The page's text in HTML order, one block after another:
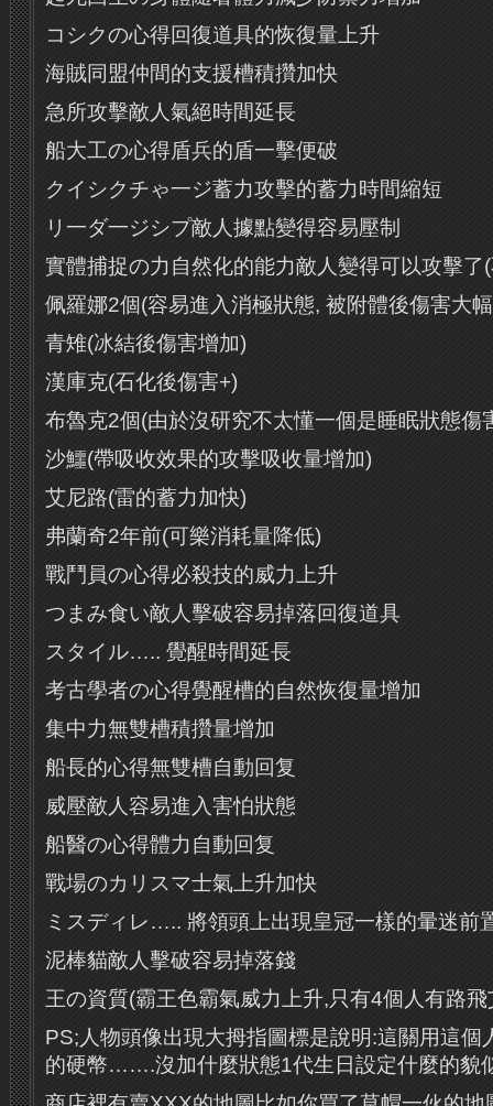
コシクの心得回復道具的恢復量上升
海賊同盟仲間的支援槽積攢加快
急所攻擊敵人氣絕時間延長
船大工の心得盾兵的盾一擊便破
クイシクチゃ一ジ蓄力攻擊的蓄力時間縮短
リ一ダ一ジシプ敵人據點變得容易壓制
實體捕捉の力自然化的能力敵人變得可以攻擊了
佩羅娜2個(容易進入消極狀態, 被附體後傷害大
青雉(冰結後傷害增加)
漢庫克(石化後傷害+)
布魯克2個(由於沒研究不太懂一個是睡眠狀態傷
沙鱷(帶吸收效果的攻擊吸收量增加)
艾尼路(雷的蓄力加快)
弗蘭奇2年前(可樂消耗量降低)
戰鬥員の心得必殺技的威力上升
つまみ食い敵人擊破容易掉落回復道具
スタイル….. 覺醒時間延長
考古學者の心得覺醒槽的自然恢復量增加
集中力無雙槽積攢量增加
船長的心得無雙槽自動回复
威壓敵人容易進入害怕狀態
船醫の心得體力自動回复
戰場のカリスマ士氣上升加快
ミスディレ….. 將領頭上出現皇冠一樣的暈迷前
泥棒貓敵人擊破容易掉落錢
王の資質(霸王色霸氣威力上升,只有4個人有路
PS;人物頭像出現大拇指圖標是說明:這關用這個
的硬幣…….沒加什麼狀態1代生日設定什麼的貌